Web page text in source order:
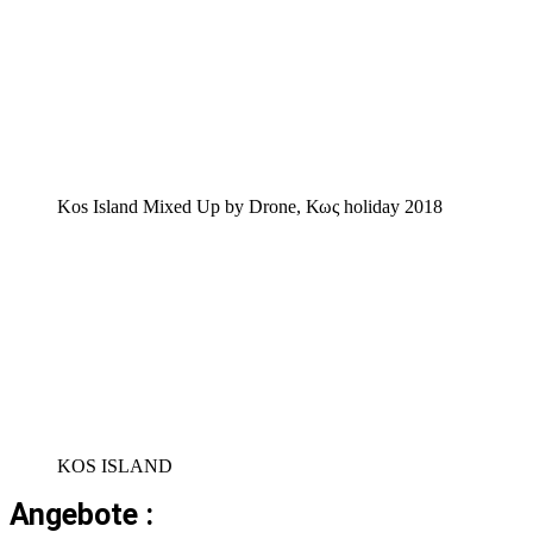
Kos Island Mixed Up by Drone, Κως holiday 2018
KOS ISLAND
Angebote :